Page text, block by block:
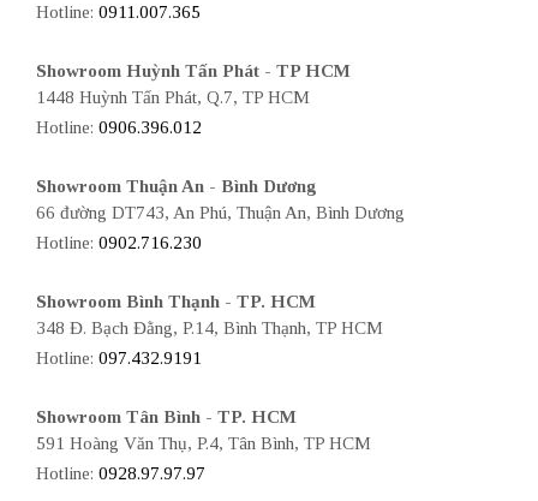
Hotline: 0911.007.365
Showroom Huỳnh Tấn Phát - TP HCM
1448 Huỳnh Tấn Phát, Q.7, TP HCM
Hotline: 0906.396.012
Showroom Thuận An - Bình Dương
66 đường DT743, An Phú, Thuận An, Bình Dương
Hotline: 0902.716.230
Showroom Bình Thạnh - TP. HCM
348 Đ. Bạch Đằng, P.14, Bình Thạnh, TP HCM
Hotline: 097.432.9191
Showroom Tân Bình - TP. HCM
591 Hoàng Văn Thụ, P.4, Tân Bình, TP HCM
Hotline: 0928.97.97.97